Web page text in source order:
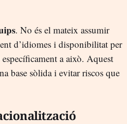
. No és el mateix assumir
d’idiomes i disponibilitat per
a això. Aquest
base sòlida i evitar riscos que